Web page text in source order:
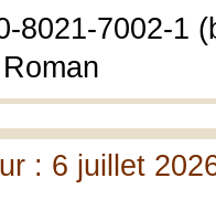
8021-7002-1
: 6 juillet